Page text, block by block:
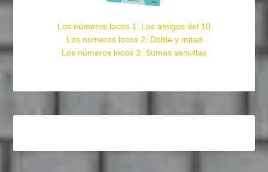
Los números locos 1: Los amigos del 10
Los números locos 2: Doble y mitad
Los números locos 3: Sumas sencillas